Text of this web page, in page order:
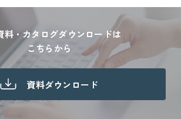
料・カタログダウンロードは
こちらから
資料ダウンロード